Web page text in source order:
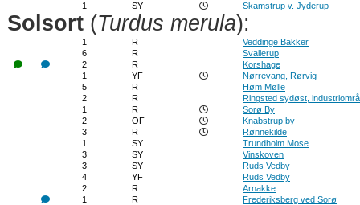
1
SY Skamstrup v. Jyderup
Solsort (Turdus merula):
1 R
Veddinge Bakker
6
R
Svallerup
2
R
Korshage
1
YF
Nørrevang, Rørvig
5
R
Høm Mølle
2
R
Ringsted sydøst,
1
R
Sorø By
2
OF
Knabstrup by
3
R
Rønnekilde
1
SY
Trundholm Mose
3
SY
Vinskoven
3
SY
Ruds Vedby
4
YF
Ruds Vedby
2
R
Arnakke
1
R
Frederiksberg ved Sorø